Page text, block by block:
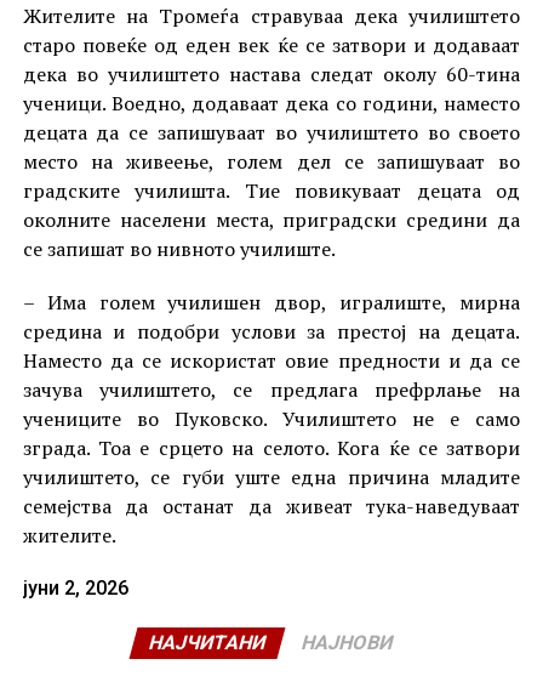
Жителите на Тромеѓа стравуваа дека училиштето
старо повеќе од еден век ќе се затвори и додаваат
дека во училиштето настава следат околу 60-тина
ученици. Воедно, додаваат дека со години, наместо
децата да се запишуваат во училиштето во своето
место на живеење, голем дел се запишуваат во
градските училишта. Тие повикуваат децата од
околните населени места, приградски средини да
се запишат во нивното училиште.
– Има голем училишен двор, игралиште, мирна
средина и подобри услови за престој на децата.
Наместо да се искористат овие предности и да се
зачува училиштето, се предлага префрлање на
учениците во Пуковско. Училиштето не е само
зграда. Тоа е срцето на селото. Кога ќе се затвори
училиштето, се губи уште една причина младите
семејства да останат да живеат тука-наведуваат
жителите.
јуни 2, 2026
НАЈЧИТАНИ НАЈНОВИ